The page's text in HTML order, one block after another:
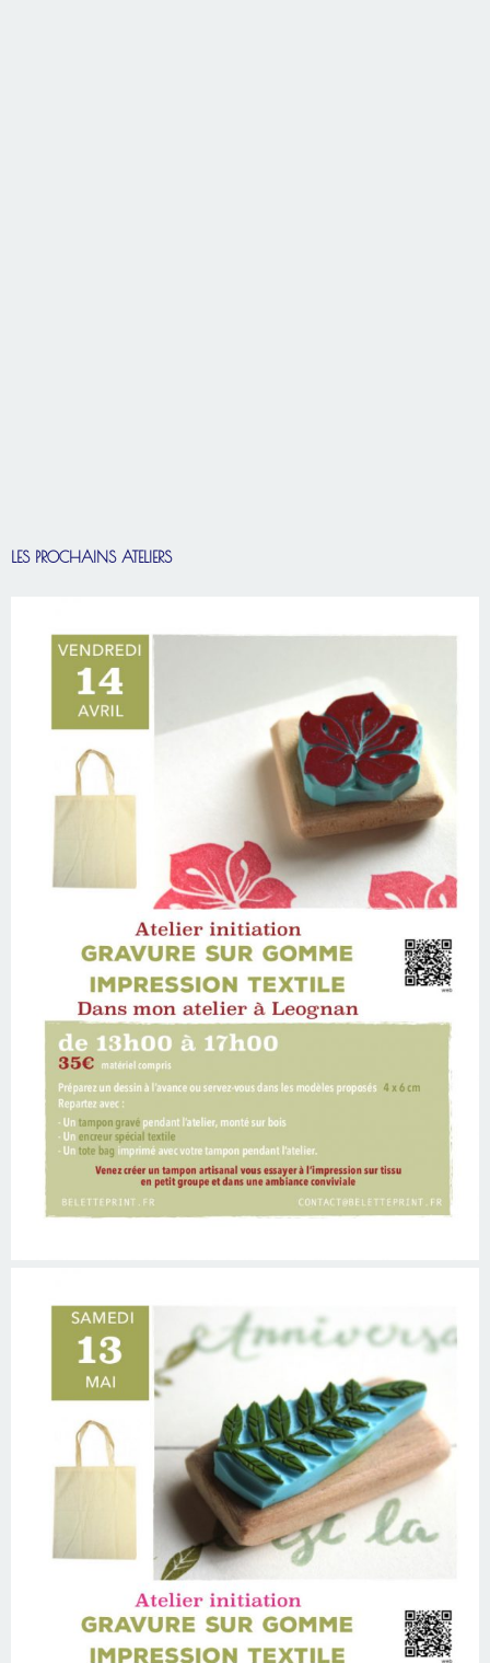
LES PROCHAINS ATELIERS